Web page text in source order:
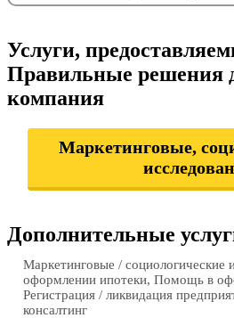
Услуги,
Правильные решения
компания
Маркетинговые,
Дополнительные
Маркетинговые /
оформлении ипотеки, Помощь в
Регистрация / ликвидация
консалтинг